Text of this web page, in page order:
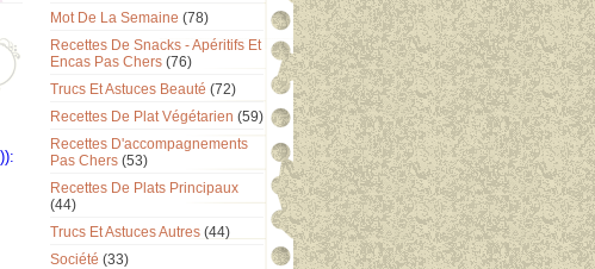
Mot De La Semaine (78)
Recettes De Snacks - Apéritifs Et
Encas Pas Chers (76)
Trucs Et Astuces Beauté (72)
Recettes De Plat Végétarien (59)
Recettes D'accompagnements
Pas Chers (53)
Recettes De Plats Principaux
(44)
Trucs Et Astuces Autres (44)
Société (33)